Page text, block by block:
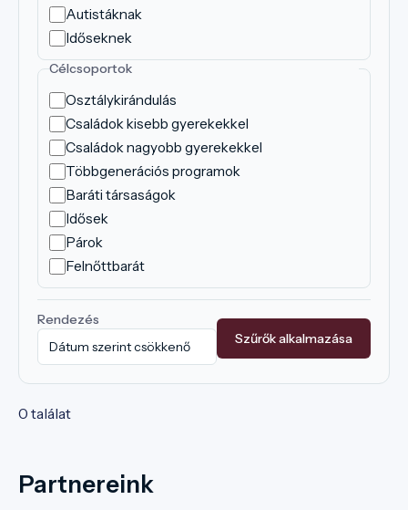
Autistáknak
Időseknek
Célcsoportok
Osztálykirándulás
Családok kisebb gyerekekkel
Családok nagyobb gyerekekkel
Többgenerációs programok
Baráti társaságok
Idősek
Párok
Felnőttbarát
Rendezés
Szűrők alkalmazása
0 találat
Partnereink